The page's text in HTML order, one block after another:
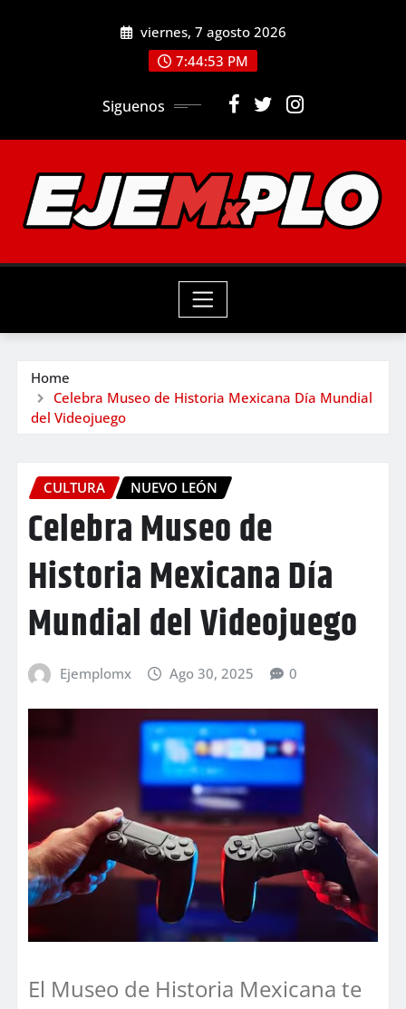
viernes, 7 agosto 2026
7:44:54 PM
Siguenos
Home
Celebra Museo de Historia Mexicana Día Mundial
del Videojuego
CULTURA NUEVO LEÓN
Celebra Museo de
Historia Mexicana Día
Mundial del Videojuego
Ejemplomx Ago 30, 2025 0
El Museo de Historia Mexicana te